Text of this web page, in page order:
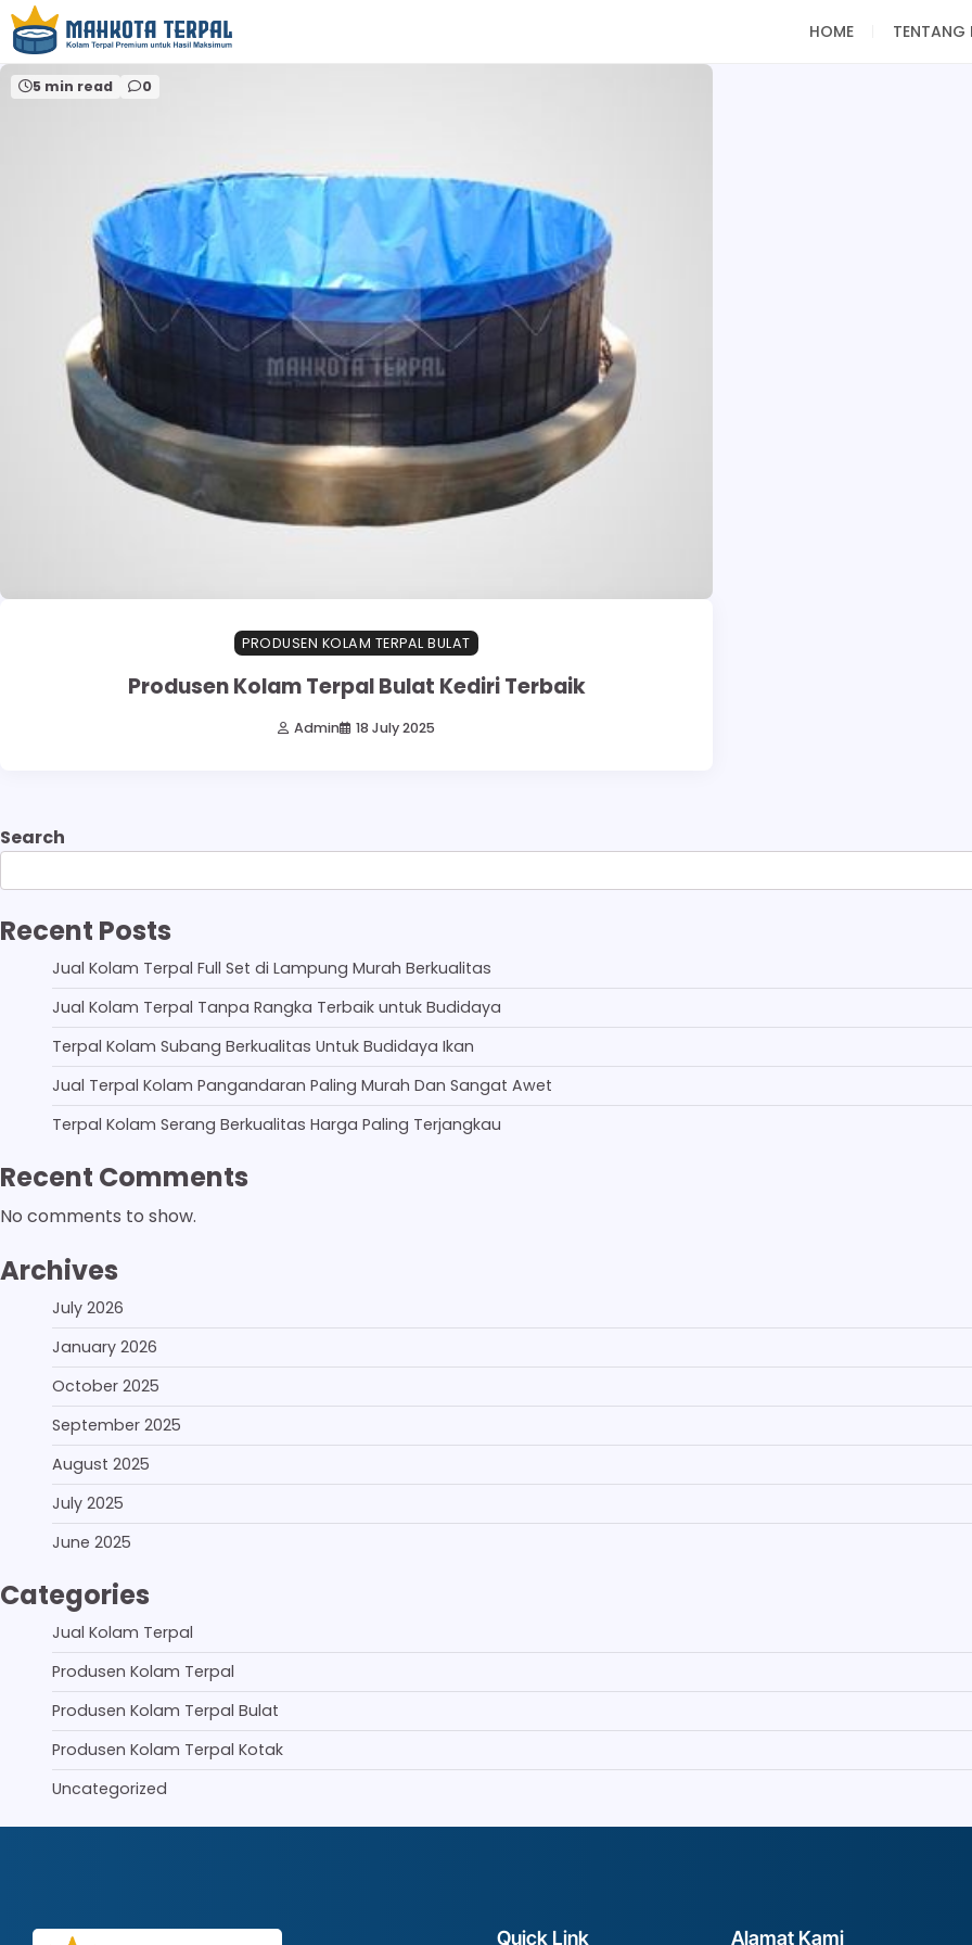
HOME TENTANG
Home kolam terpal ikan Kediri
5 min read 0
PRODUSEN KOLAM TERPAL BULAT
Produsen Kolam Terpal Bulat Kediri Terbaik
Admin 18 July 2025
Search
Recent Posts
Jual Kolam Terpal Full Set di Lampung Murah Berkualitas
Jual Kolam Terpal Tanpa Rangka Terbaik untuk Budidaya
Terpal Kolam Subang Berkualitas Untuk Budidaya Ikan
Jual Terpal Kolam Pangandaran Paling Murah Dan Sangat Awet
Terpal Kolam Serang Berkualitas Harga Paling Terjangkau
Recent Comments
No comments to show.
Archives
July 2026
January 2026
October 2025
September 2025
August 2025
July 2025
June 2025
Categories
Jual Kolam Terpal
Produsen Kolam Terpal
Produsen Kolam Terpal Bulat
Produsen Kolam Terpal Kotak
Uncategorized
Quick Link Alamat Kami